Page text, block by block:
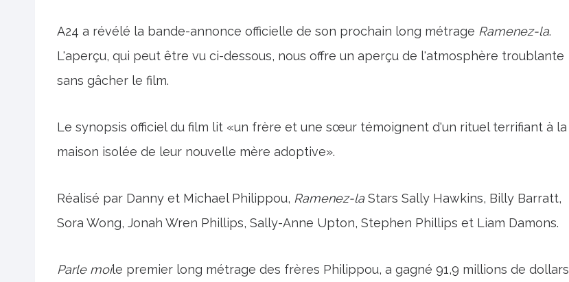
A24 a révélé la bande-annonce officielle de son prochain long métrage Ramenez-la.
L'aperçu, qui peut être vu ci-dessous, nous offre un aperçu de l'atmosphère troublante
sans gâcher le film.
Le synopsis officiel du film lit «un frère et une sœur témoignent d'un rituel terrifiant à la
maison isolée de leur nouvelle mère adoptive».
Réalisé par Danny et Michael Philippou, Ramenez-la Stars Sally Hawkins, Billy Barratt,
Sora Wong, Jonah Wren Phillips, Sally-Anne Upton, Stephen Phillips et Liam Damons.
Parle moile premier long métrage des frères Philippou, a gagné 91,9 millions de dollars